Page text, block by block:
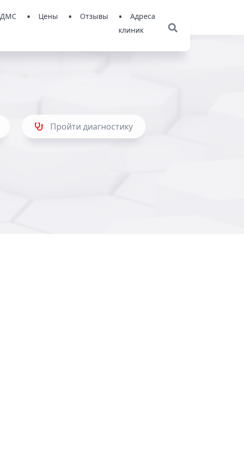
ДМС Цены Отзывы
Адреса
клиник
Пройти диагностику